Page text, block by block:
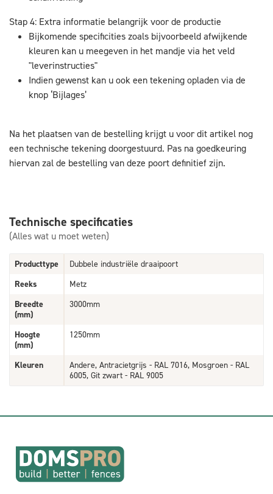
Stap 4: Extra informatie belangrijk voor de productie
Bijkomende specificities zoals bijvoorbeeld afwijkende
kleuren kan u meegeven in het mandje via het veld
"leverinstructies"
Indien gewenst kan u ook een tekening opladen via de
knop ‘Bijlages’
Na het plaatsen van de bestelling krijgt u voor dit artikel nog
een technische tekening doorgestuurd. Pas na goedkeuring
hiervan zal de bestelling van deze poort definitief zijn.
Technische specificaties
(Alles wat u moet weten)
Producttype
Dubbele industriële draaipoort
Reeks
Metz
Breedte
(mm)
3000mm
Hoogte
(mm)
1250mm
Kleuren
Andere, Antracietgrijs - RAL 7016, Mosgroen - RAL
6005, Git zwart - RAL 9005